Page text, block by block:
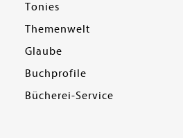
Tonies
Themenwelt
Glaube
Buchprofile
Bücherei-Service